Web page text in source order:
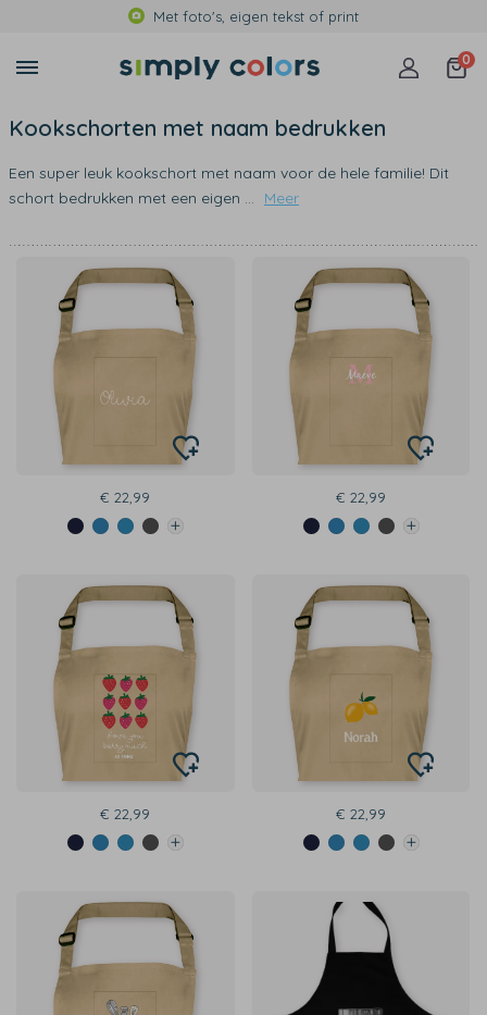
Met foto's, eigen tekst of print
0
Kookschorten met naam bedrukken
Een super leuk kookschort met naam voor de hele familie! Dit
schort bedrukken met een eigen ... Meer
€ 22,99 € 22,99
€ 22,99 € 22,99